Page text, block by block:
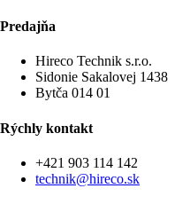
Predajňa
Hireco Technik s.r.o.
Sidonie Sakalovej 1438
Bytča 014 01
Rýchly kontakt
+421 903 114 142
technik@hireco.sk